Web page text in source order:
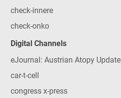
check-innere
check-onko
Digital Channels
eJournal: Austrian Atopy Update
car-t-cell
congress x-press